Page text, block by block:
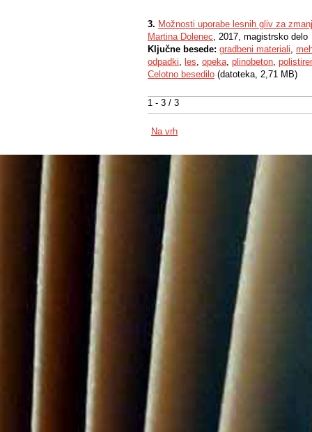
1 - 3 / 3
3. Možnosti uporabe lesnih gliv za
Martina Dolenec, 2017, magistrsko delo
Ključne besede: gradbeni materiali,
odpadki, les, opeka, plinobeton,
Celotno besedilo (datoteka, 2,71 MB)
Na vrh